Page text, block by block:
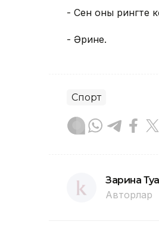
- Сен оны рингте
- Әрине.
Спорт
Зарина
Авторлар